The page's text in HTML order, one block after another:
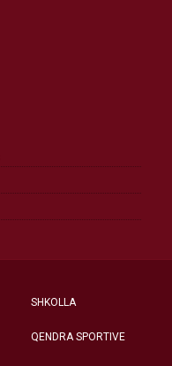
SHKOLLA
QENDRA SPORTIVE